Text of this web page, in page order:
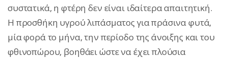
συστατικά, η φτέρη δεν είναι ιδαίτερα απαιτητική.
Η προσθήκη υγρού λιπάσματος για πράσινα φυτά,
μία φορά το μήνα, την περίοδο της άνοιξης και του
φθινοπώρου, βοηθάει ώστε να έχει πλούσια